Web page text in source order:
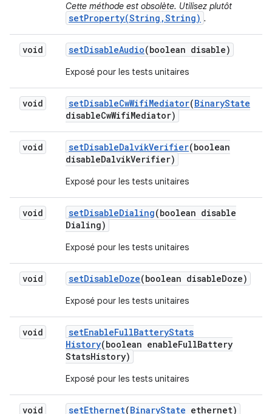
Cette méthode est obsolète. Utilisez plutôt
setProperty(String,String) .
void setDisableAudio(boolean disable)
Exposé pour les tests unitaires
void setDisableCwWifiMediator(BinaryState
disableCwWifiMediator)
void setDisableDalvikVerifier(boolean
disableDalvikVerifier)
Exposé pour les tests unitaires
void setDisableDialing(boolean disable
Dialing)
Exposé pour les tests unitaires
void setDisableDoze(boolean disableDoze)
Exposé pour les tests unitaires
void setEnableFullBatteryStats
History(boolean enableFullBattery
StatsHistory)
Exposé pour les tests unitaires
void setEthernet(BinaryState ethernet)